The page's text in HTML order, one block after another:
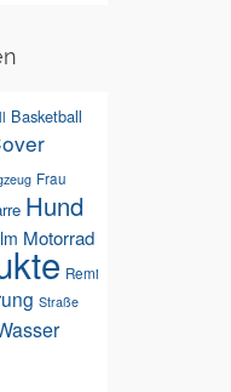
Basketball
Frau
Hund
Motorrad
Remi
Straße